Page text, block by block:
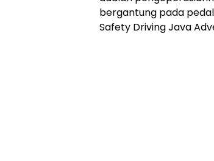
bergantung pada
Safety Driving Java